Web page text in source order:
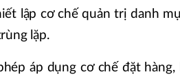
lập cơ chế quản trị danh
lặp.
áp dụng cơ chế đặt